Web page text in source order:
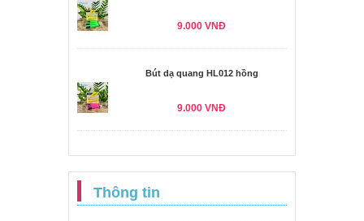
9.000 VNĐ
Bút dạ quang HL012 hồng
9.000 VNĐ
Thông tin